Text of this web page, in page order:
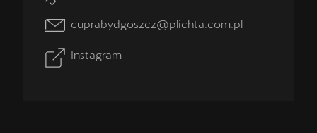
cuprabydgoszcz@plichta.com.pl
Instagram